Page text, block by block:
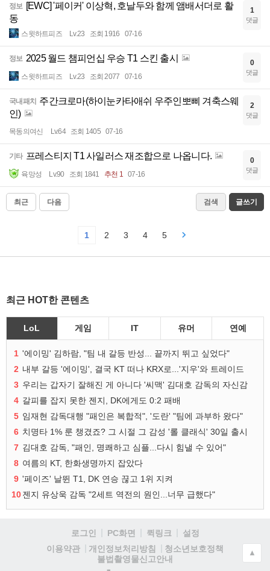
정보 [EWC] '페이커' 이상혁, 호날두와 함께 앰배서더로 활
동
스윗하트피즈 Lv.23 조회 1916 07-16
1
댓글
정보 2025 월드 챔피언십 우승 T1 스킨 출시
스윗하트피즈 Lv.23 조회 2077 07-16
0
댓글
국내패치
주간크로마(하이눈카타애쉬 우주인뽀삐 겨축스웨
인)
목동의여신 Lv.64 조회 1405 07-16
2
댓글
기타 프레스티지 T1 사일러스 재조합으로 나옵니다.
육망성 Lv.90 조회 1841 추천 1 07-16
0
댓글
최근 다음 검색 글쓰기
1 2 3 4 5
최근 HOT한 콘텐츠
LoL 게임 IT 유머 연예
1 '에이밍' 김하람, "팀 내 갈등 반성... 끝까지 뛰고 싶었다"
2 내부 갈등 '에이밍', 결국 KT 떠나 KRX로...'지우'와 트레이드
3 우리는 갑자기 잘해진 게 아니다 '씨맥' 김대호 감독의 자신감
4 갈피를 잡지 못한 젠지, DK에게도 0:2 패배
5 임재현 감독대행 "패인은 복합적", '도란' "팀에 과부하 왔다"
6 치명타 1% 룬 챙겼죠? 그 시절 그 감성 '롤 클래식' 30일 출시
7 김대호 감독, "패인, 명쾌하고 심플...다시 힘낼 수 있어"
8 여름의 KT, 한화생명까지 잡았다
9 '페이즈' 날뛴 T1, DK 연승 끊고 1위 지켜
10젠지 유상욱 감독 "2세트 역전의 원인...너무 급했다"
로그인 PC화면 퀵링크
설정
이용약관
개인정보처리방침
청소년보호정책
불법촬영물신고안내
▲